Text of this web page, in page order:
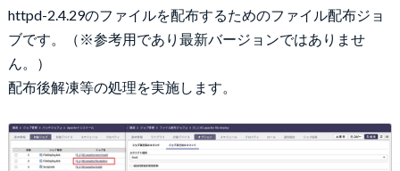
httpd-2.4.29のファイルを配布するためのファイル配布ジョ
ブです。（※参考用であり最新バージョンではありませ
ん。）
配布後解凍等の処理を実施します。